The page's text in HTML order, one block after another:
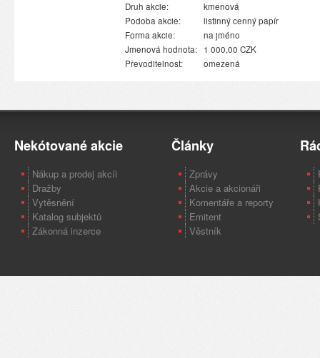
Druh akcie:
kmenová
Podoba akcie:
listinný cenný papír
Forma akcie:
na jméno
Jmenová hodnota:
1 000,00 CZK
Převoditelnost:
omezená
Nekótované akcie
Nákup a prodej akcíi
Dražby
Vytěsnění
Katalog subjektů
Zákonná inzerce
Články
Zprávy
Akcie a akcionáři
Komentáře a reporty
Emitent
Věstník